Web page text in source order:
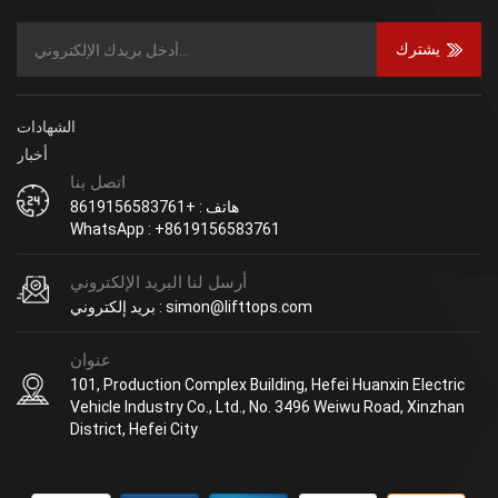
يشترك
الشهادات
أخبار
اتصل بنا
هاتف : +8619156583761
WhatsApp : +8619156583761
أرسل لنا البريد الإلكتروني
بريد إلكتروني : simon@lifttops.com
عنوان
101, Production Complex Building, Hefei Huanxin Electric
Vehicle Industry Co., Ltd., No. 3496 Weiwu Road, Xinzhan
District, Hefei City